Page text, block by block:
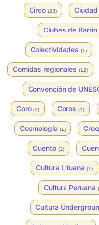
Circo (23) Ciudad
Clubes de Barrio
Colectividades (1)
Comidas regionales (12)
Convención de
Coro (3) Coros (1)
Cosmología (1)
Cuento (1)
Cultura Lituana (1)
Cultura Peruana
Cultura